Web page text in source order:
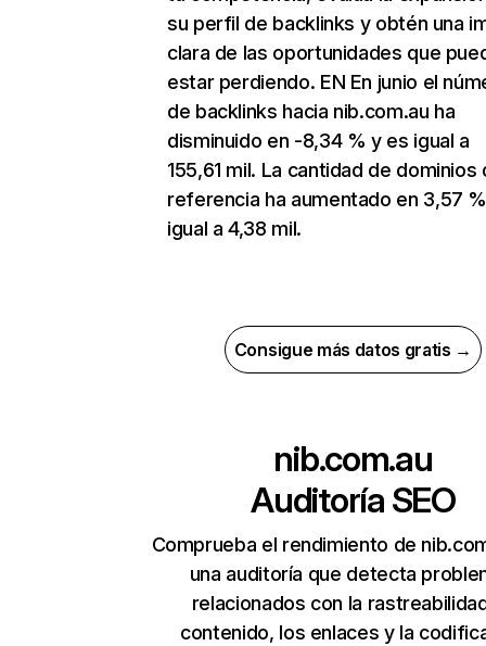
su perfil de backlinks y obtén una
clara de las oportunidades que
estar perdiendo. EN En junio el
de backlinks hacia nib.com.au ha
disminuido en -8,34 % y es igual a
155,61 mil. La cantidad de dominios
referencia ha aumentado en 3,57
igual a 4,38 mil.
Consigue más datos gratis →
nib.com.au
Auditoría SEO
Comprueba el rendimiento de
una auditoría que detecta
relacionados con la
contenido, los enlaces y la